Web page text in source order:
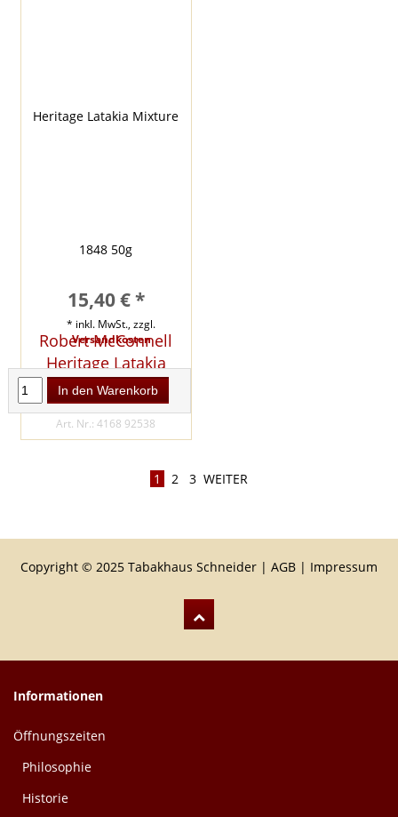
Robert McConnell
Heritage Latakia
Mixture 1848 50g
PREIS JE KG: 308,00 €
Art. Nr.: 4168 92538
15,40 € *
* inkl. MwSt., zzgl.
Versandkosten
In den Warenkorb
1 2 3 WEITER
Copyright © 2025 Tabakhaus Schneider | AGB | Impressum
Informationen
Öffnungszeiten
Philosophie
Historie